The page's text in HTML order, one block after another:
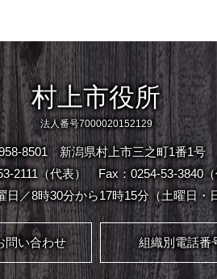
村上市役所
法人番号7000020152129
8501 新潟県村上市三之町1番1号
2111（代表）
Fax：0254-53-3840
／8時30分から17時15分（土曜日・
問い合わせ 組織別電話番